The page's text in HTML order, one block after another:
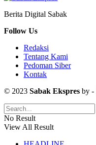
Berita Digital Sabak
Follow Us
Redaksi
Tentang Kami
Pedoman Siber
Kontak
© 2023 Sabak Ekspres by -
No Result
View All Result